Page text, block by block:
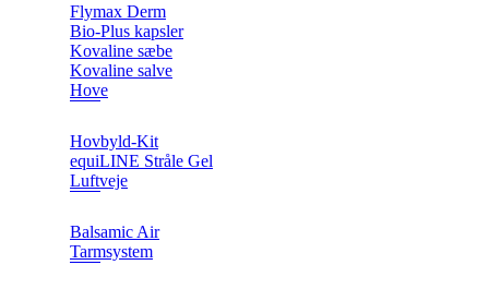
Flymax Derm
Bio-Plus kapsler
Kovaline sæbe
Kovaline salve
Hove
Hovbyld-Kit
equiLINE Stråle Gel
Luftveje
Balsamic Air
Tarmsystem